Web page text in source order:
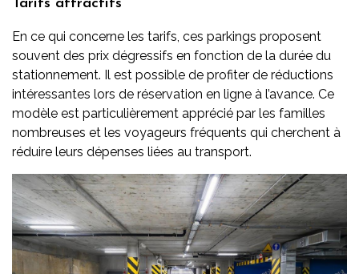
Tarifs attractifs
En ce qui concerne les tarifs, ces parkings proposent
souvent des prix dégressifs en fonction de la durée du
stationnement. Il est possible de profiter de réductions
intéressantes lors de réservation en ligne à l’avance. Ce
modèle est particulièrement apprécié par les familles
nombreuses et les voyageurs fréquents qui cherchent à
réduire leurs dépenses liées au transport.